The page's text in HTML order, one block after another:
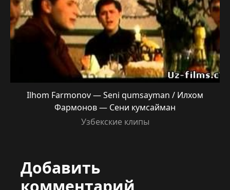
Ilhom Farmonov — Seni qumsayman / Илхом
Фармонов — Сени кумсайман
Узбекские клипы
Добавить